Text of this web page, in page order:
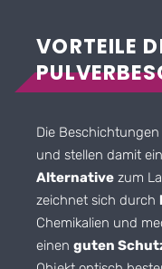
VORTEILE
Die
und stellen damit
Alternative zum
zeichnet sich durch
Chemikalien und
einenguten